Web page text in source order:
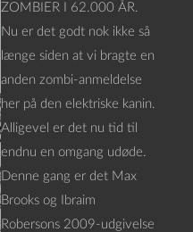
ZOMBIER I 62.000 ÅR.
Nu er det godt nok ikke så
længe siden at vi bragte en
anden zombi-anmeldelse
her på den elektriske kanin.
Alligevel er det nu tid til
endnu en omgang udøde.
Denne gang er det Max
Brooks og Ibraim
Robersons 2009-udgivelse